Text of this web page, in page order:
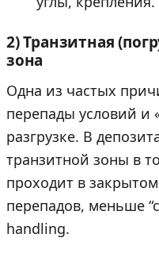
2) Транзитная
зона
Одна из частых
перепады условий и
разгрузке. В
транзитной зоны в
проходит в
перепадов, меньше
handling.